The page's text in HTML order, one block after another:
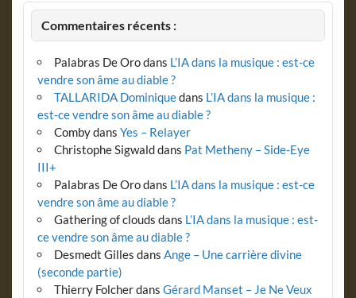
Commentaires récents :
Palabras De Orodans L’IA dans la musique : est-ce
vendre son âme au diable ?
TALLARIDA Dominiquedans L’IA dans la musique :
est-ce vendre son âme au diable ?
Combydans Yes – Relayer
Christophe Sigwalddans Pat Metheny – Side-Eye
III+
Palabras De Orodans L’IA dans la musique : est-ce
vendre son âme au diable ?
Gathering of clouds dans L’IA dans la musique : est-
ce vendre son âme au diable ?
Desmedt Gilles dans Ange – Une carrière divine
(seconde partie)
Thierry Folcherdans Gérard Manset – Je Ne Veux